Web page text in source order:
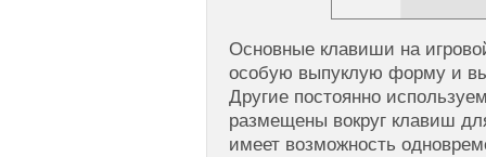
Основные клавиши на
особую выпуклую форму и
Другие постоянно
размещены вокруг клавиш
имеет возможность